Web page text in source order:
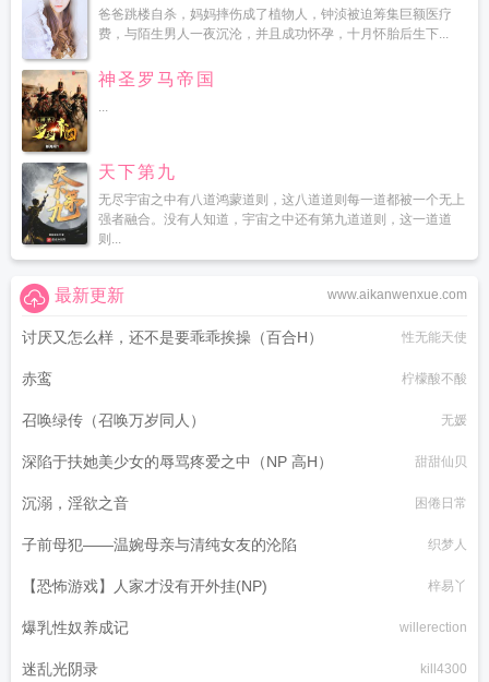
爸爸跳楼自杀，妈妈摔伤成了植物人，钟浈被迫筹集巨额医疗
费，与陌生男人一夜沉沦，并且成功怀孕，十月怀胎后生下...
神圣罗马帝国
...
天下第九
无尽宇宙之中有八道鸿蒙道则，这八道道则每一道都被一个无上
强者融合。没有人知道，宇宙之中还有第九道道则，这一道道
则...
www.aikanwenxue.com
最新更新
讨厌又怎么样，还不是要乖乖挨操（百合H） 性无能天使
赤鸾 柠檬酸不酸
召唤绿传（召唤万岁同人） 无媛
深陷于扶她美少女的辱骂疼爱之中（NP 高H） 甜甜仙贝
沉溺，淫欲之音 困倦日常
子前母犯——温婉母亲与清纯女友的沦陷 织梦人
【恐怖游戏】人家才没有开外挂(NP) 梓易丫
爆乳性奴养成记 willerection
迷乱光阴录 kill4300